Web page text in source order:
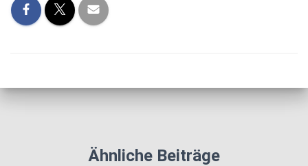
Ähnliche Beiträge